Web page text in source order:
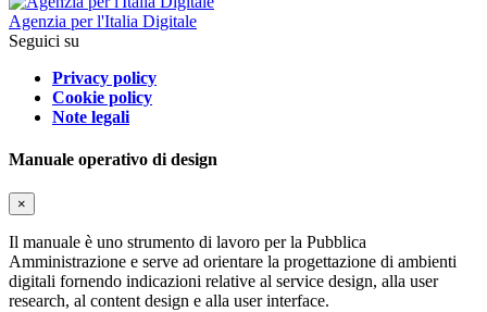
Agenzia per l'Italia Digitale
Seguici su
Privacy policy
Cookie policy
Note legali
Manuale operativo di design
×
Il manuale è uno strumento di lavoro per la Pubblica
Amministrazione e serve ad orientare la progettazione di ambienti
digitali fornendo indicazioni relative al service design, alla user
research, al content design e alla user interface.